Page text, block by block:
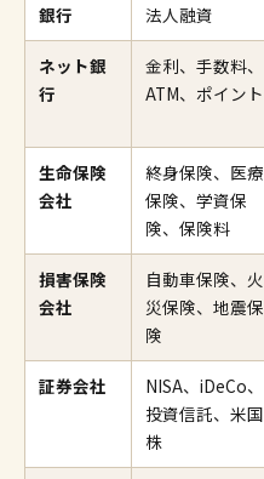
銀行
法人融資
ネット銀
行
金利、手数料、
ATM、ポイント
生命保険
会社
終身保険、医療
保険、学資保
険、保険料
損害保険
会社
自動車保険、火
災保険、地震保
険
証券会社
NISA、iDeCo、
投資信託、米国
株